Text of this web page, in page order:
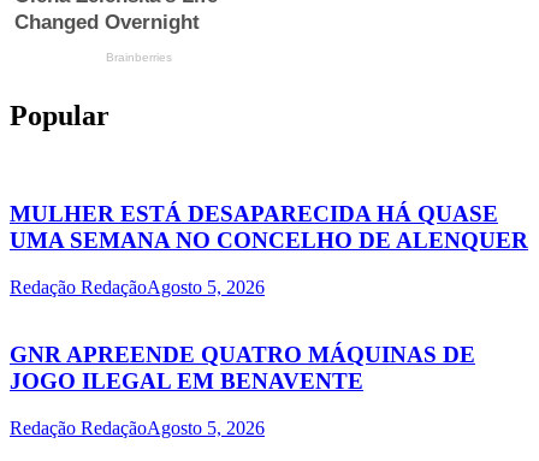
Popular
MULHER ESTÁ DESAPARECIDA HÁ QUASE
UMA SEMANA NO CONCELHO DE ALENQUER
Redação RedaçãoAgosto 5, 2026
GNR APREENDE QUATRO MÁQUINAS DE
JOGO ILEGAL EM BENAVENTE
Redação RedaçãoAgosto 5, 2026